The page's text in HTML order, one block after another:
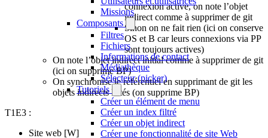
Missions
Composants
Filtres
Fichiers
Informations de contact
Médiathèque
Sélecteur (picker)
Tutoriels
Créer un élément de menu
Créer un index filtré
Créer un objet indirect
Créer une fonctionnalité de site Web
connexion active, on note l’objet
indirect comme à supprimer de git
Sinon on ne fait rien (ici on conserve
OS et B car leurs connexions via PP
sont toujours actives)
On note l’objet indirect initial comme à supprimer de git
(ici on supprime BP)
On synchronise le référentiel en supprimant de git les
objets indirects listés (on supprime BP)
T1E3 :
Site web [W]